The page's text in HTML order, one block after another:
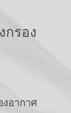
กรอง
อากาศ